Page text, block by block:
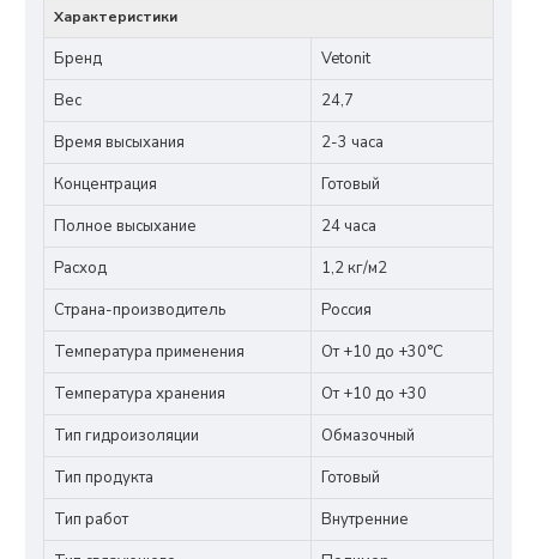
Характеристики
Бренд
Vetonit
Вес
24,7
Время высыхания
2-3 часа
Концентрация
Готовый
Полное высыхание
24 часа
Расход
1,2 кг/м2
Страна-производитель
Россия
Температура применения
От +10 до +30°С
Температура хранения
От +10 до +30
Тип гидроизоляции
Обмазочный
Тип продукта
Готовый
Тип работ
Внутренние